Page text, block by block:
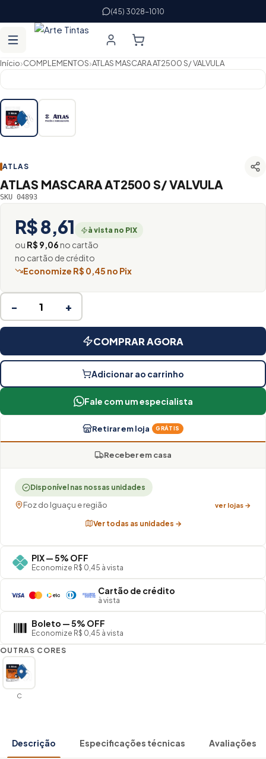
(45) 3028-1010
Início›COMPLEMENTOS›ATLAS MASCARA AT2500 S/ VALVULA
ATLAS
ATLAS MASCARA AT2500 S/ VALVULA
SKU 04893
R$ 8,61 à vista no PIX
ou R$ 9,06no cartão
no cartão de crédito
Economize R$ 0,45 no Pix
− +
COMPRAR AGORA
Adicionar ao carrinho
Fale com um especialista
Retirar em loja GRÁTIS
Receber em casa
Disponível nas nossas unidades
Foz do Iguaçu e região ver lojas →
Ver todas as unidades →
PIX — 5% OFF
Economize R$ 0,45 à vista
Cartão de crédito
à vista
Boleto — 5% OFF
Economize R$ 0,45 à vista
OUTRAS CORES
C
Descrição Especificações técnicas Avaliações